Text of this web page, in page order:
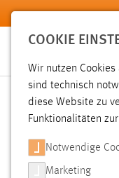
Zum Hauptinhalt
SUCHE
COOKIE
Wir nutzen
sind technisch
diese Website zu
Funktionalitäten
Notwendige
Marketing